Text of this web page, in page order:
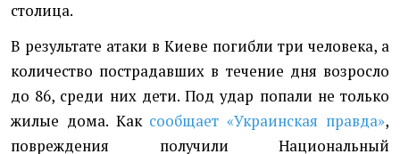
столица.
В результате атаки в Киеве погибли три человека, а
количество пострадавших в течение дня возросло
до 86, среди них дети. Под удар попали не только
жилые дома. Как сообщает «Украинская правда»,
повреждения получили Национальный